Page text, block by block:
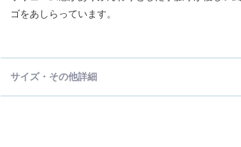
ゴをあしらっています。
サイズ・その他詳細